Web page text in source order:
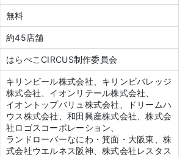
無料
約45店舗
はらぺこCIRCUS制作委員会
キリンビール株式会社、キリンビバレッジ
株式会社、イオンリテール株式会社、
イオントップバリュ株式会社、ドリームハ
ウス株式会社、和田興産株式会社、株式会
社ロゴスコーポレーション、
ランドローバーなにわ・箕面・大阪東、株
式会社ウエルネス阪神、株式会社レスタス